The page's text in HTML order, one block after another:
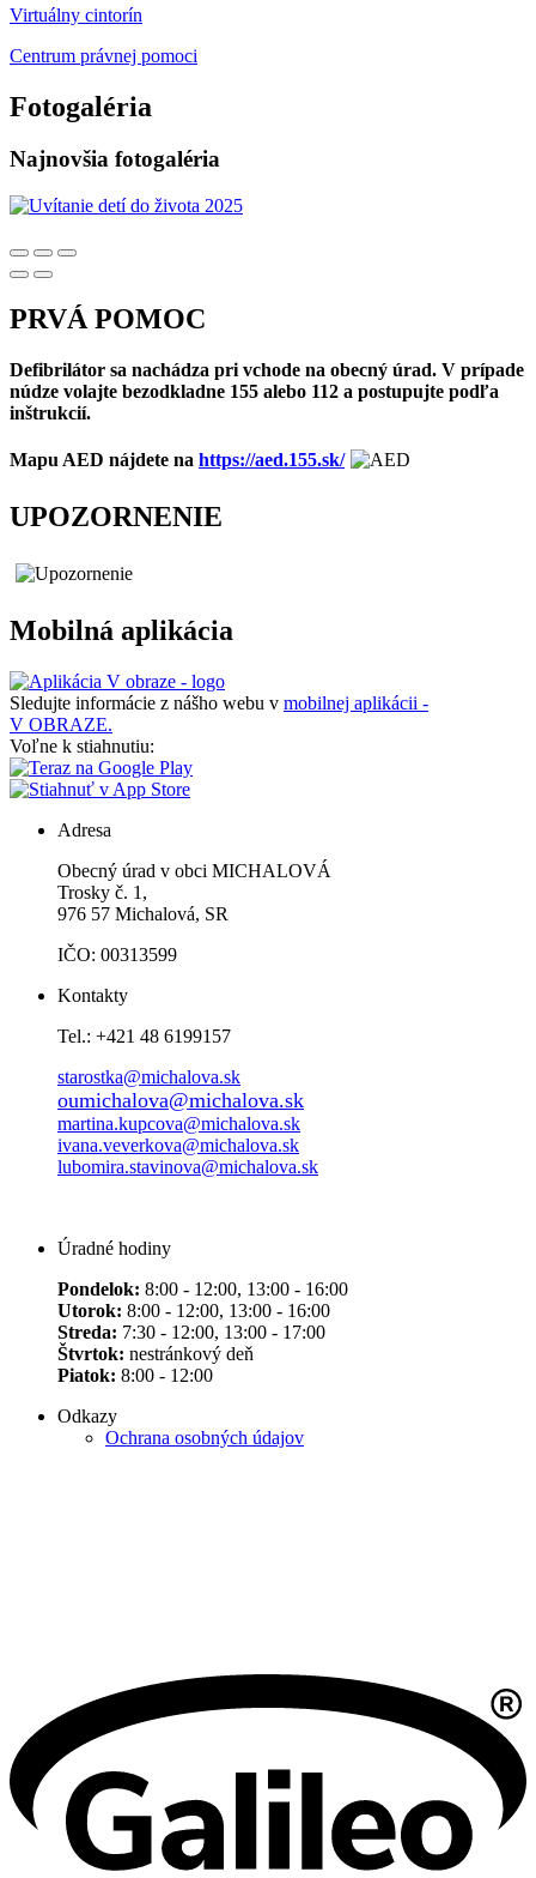
Virtuálny cintorín
Centrum právnej pomoci
Fotogaléria
Najnovšia fotogaléria
PRVÁ POMOC
Defibrilátor sa nachádza pri vchode na obecný úrad. V prípade
núdze volajte bezodkladne 155 alebo 112 a postupujte podľa
inštrukcií.
Mapu AED nájdete na https://aed.155.sk/
UPOZORNENIE
Mobilná aplikácia
Sledujte informácie z nášho webu v mobilnej aplikácii -
V OBRAZE.
Voľne k stiahnutiu:
Adresa
Obecný úrad v obci MICHALOVÁ
Trosky č. 1,
976 57 Michalová, SR
IČO: 00313599
Kontakty
Tel.: +421 48 6199157
starostka@michalova.sk
oumichalova@michalova.sk
martina.kupcova@michalova.sk
ivana.veverkova@michalova.sk
lubomira.stavinova@michalova.sk
Úradné hodiny
Pondelok: 8:00 - 12:00, 13:00 - 16:00
Utorok: 8:00 - 12:00, 13:00 - 16:00
Streda: 7:30 - 12:00, 13:00 - 17:00
Štvrtok: nestránkový deň
Piatok: 8:00 - 12:00
Odkazy
Ochrana osobných údajov